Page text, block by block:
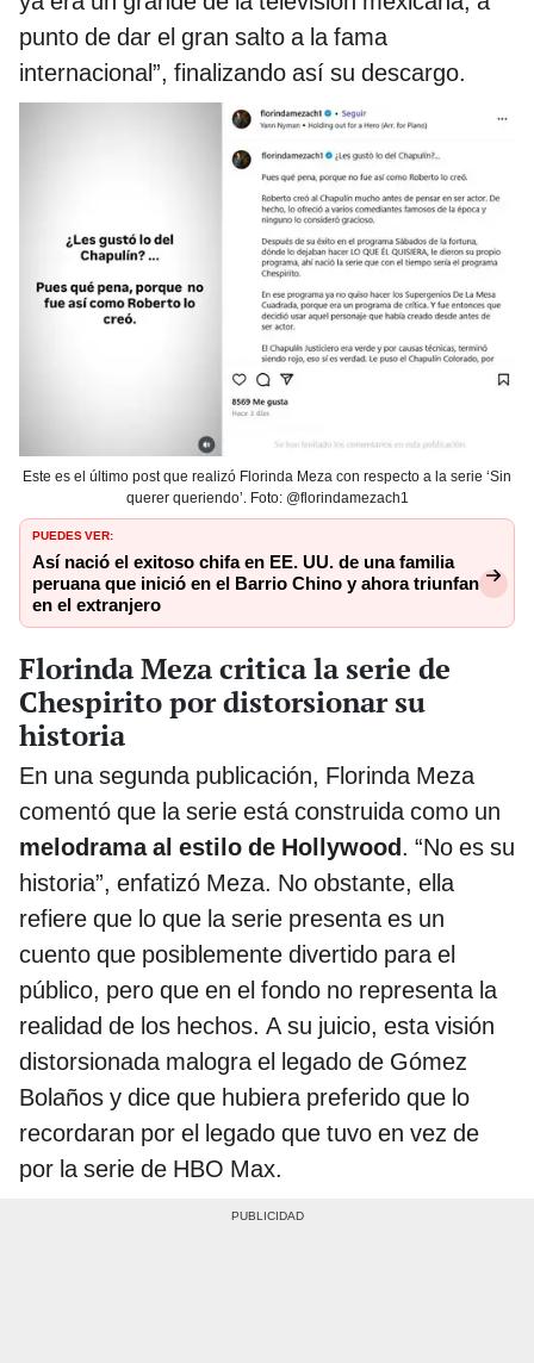
punto de dar el gran salto a la fama
internacional”, finalizando así su descargo.
Este es el último post que realizó Florinda Meza con respecto a la serie ‘Sin
querer queriendo’. Foto: @florindamezach1
PUEDES VER:
Así nació el exitoso chifa en EE. UU. de una familia
peruana que inició en el Barrio Chino y ahora triunfan
en el extranjero
Florinda Meza critica la serie de
Chespirito por distorsionar su
historia
En una segunda publicación, Florinda Meza
comentó que la serie está construida como un
melodrama al estilo de Hollywood. “No es su
historia”, enfatizó Meza. No obstante, ella
refiere que lo que la serie presenta es un
cuento que posiblemente divertido para el
público, pero que en el fondo no representa la
realidad de los hechos. A su juicio, esta visión
distorsionada malogra el legado de Gómez
Bolaños y dice que hubiera preferido que lo
recordaran por el legado que tuvo en vez de
por la serie de HBO Max.